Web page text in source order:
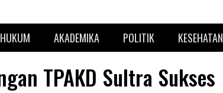
HUKUM AKADEMIKA POLITIK KESEHATAN
TPAKD Sultra Sukses